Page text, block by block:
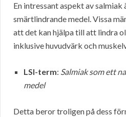
En intressant aspekt av salmiak
smärtlindrande medel. Vissa
att det kan hjälpa till att lindra
inklusive huvudvärk och
LSI-term: Salmiak som ett
medel
Detta beror troligen på dess